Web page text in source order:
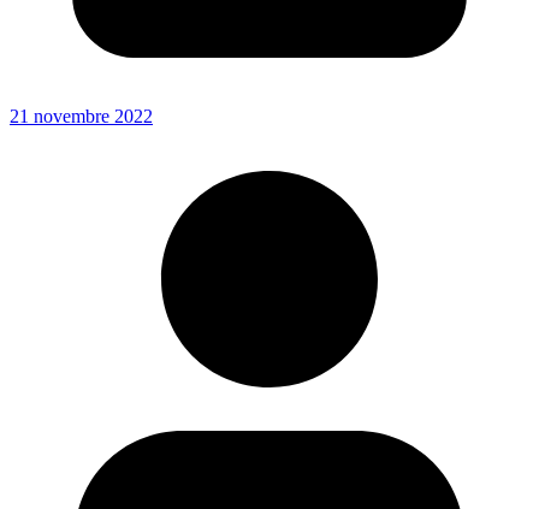
21 novembre 2022